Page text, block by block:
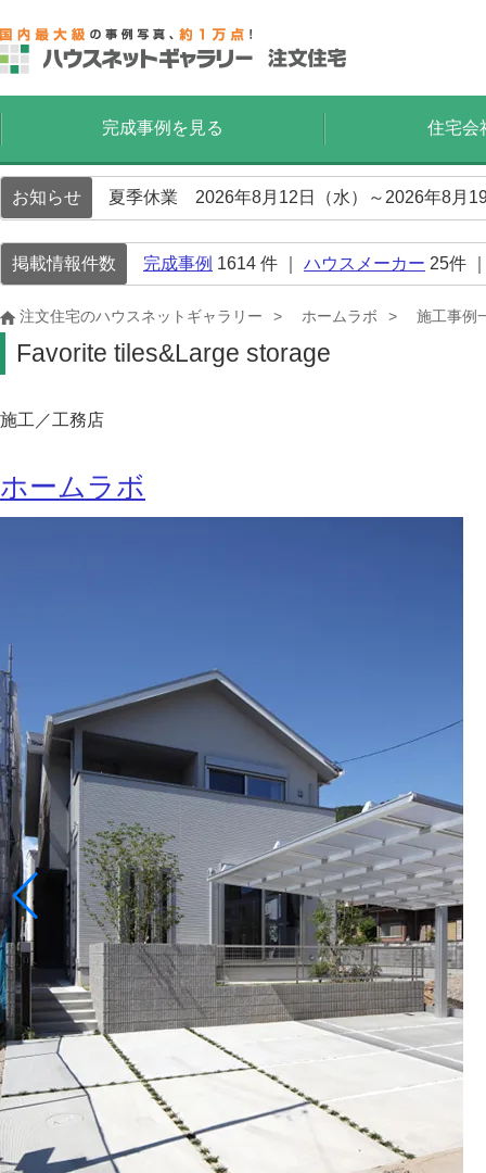
完成事例を見る 住宅会
お知らせ 夏季休業 2026年8月12日（水）～2026年8月
掲載情報件数 完成事例 1614 件 ｜ ハウスメーカー 25件
注文住宅のハウスネットギャラリー ホームラボ 施工事例
Favorite tiles&Large storage
施工／工務店
ホームラボ